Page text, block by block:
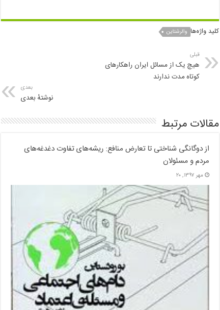
کلید واژه‌ها والرشتاین
قبلی
هیچ یک از مسائل ایران راهکارهای
کوتاه مدت ندارند
بعدی
نوشتهٔ بعدی
مقالات مرتبط
از دوگانگی شناختی تا تعارض منافع: ریشه‌های تفاوت دغدغه‌های
مردم و مسئولان
مهر ۱۳۹۷, ۲۰